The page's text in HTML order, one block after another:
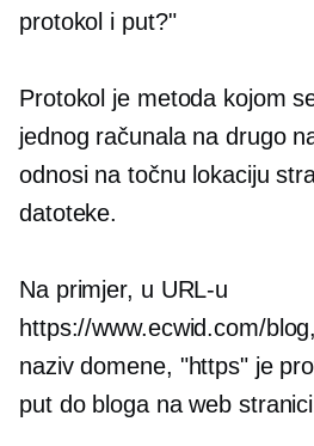
protokol i put?"
Protokol je metoda kojom
jednog računala na drugo
odnosi na točnu lokaciju
datoteke.
Na primjer, u URL-u
https://www.ecwid.com/
naziv domene, "https" je
put do bloga na web